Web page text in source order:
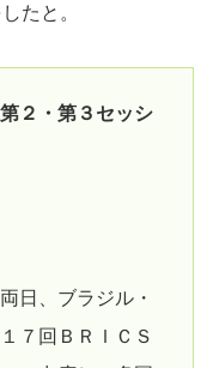
たと。
２・第３セッシ
日、ブラジル・
７回ＢＲＩＣＳ